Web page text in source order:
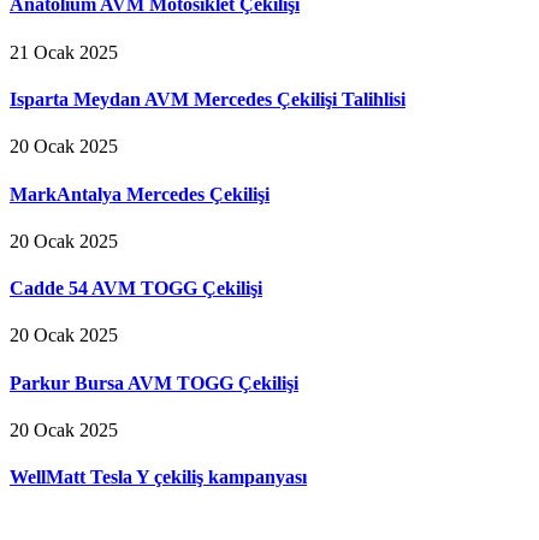
Anatolium AVM Motosiklet Çekilişi
21 Ocak 2025
Isparta Meydan AVM Mercedes Çekilişi Talihlisi
20 Ocak 2025
MarkAntalya Mercedes Çekilişi
20 Ocak 2025
Cadde 54 AVM TOGG Çekilişi
20 Ocak 2025
Parkur Bursa AVM TOGG Çekilişi
20 Ocak 2025
WellMatt Tesla Y çekiliş kampanyası